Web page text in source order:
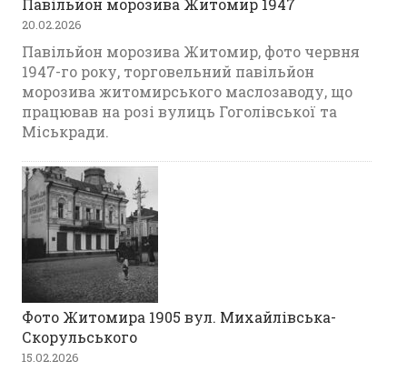
20.02.2026
Павільйон морозива Житомир, фото червня
1947-го року, торговельний павільйон
морозива житомирського маслозаводу, що
працював на розі вулиць Гоголівської та
Міськради.
Фото Житомира 1905 вул. Михайлівська-
Скорульського
15.02.2026